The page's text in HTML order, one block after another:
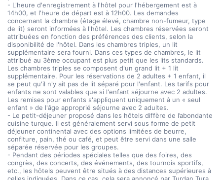
- L'heure d'enregistrement à l'hôtel pour l'hébergement est à
14h00, et l'heure de départ est à 12h00. Les demandes
concernant la chambre (étage élevé, chambre non-fumeur, type
de lit) seront informées à l'hôtel. Les chambres réservées seront
attribuées en fonction des préférences des clients, selon la
disponibilité de l'hôtel. Dans les chambres triples, un lit
supplémentaire sera fourni. Dans ces types de chambres, le lit
attribué au 3ème occupant est plus petit que les lits standards.
Les chambres triples se composent d'un grand lit + 1 lit
supplémentaire. Pour les réservations de 2 adultes + 1 enfant, il
se peut qu'il n'y ait pas de lit séparé pour l'enfant. Les tarifs pour
enfants ne sont valables que si l'enfant séjourne avec 2 adultes.
Les remises pour enfants s'appliquent uniquement à un « seul
enfant » de l'âge approprié séjourne avec 2 adultes.
- Le petit-déjeuner proposé dans les hôtels diffère de l’abondante
cuisine turque. Il est généralement servi sous forme de petit
déjeuner continental avec des options limitées de beurre,
confiture, pain, thé ou café, et peut être servi dans une salle
séparée réservée pour les groupes.
- Pendant des périodes spéciales telles que des foires, des
congrès, des concerts, des événements, des tournois sportifs,
etc., les hôtels peuvent être situés à des distances supérieures à